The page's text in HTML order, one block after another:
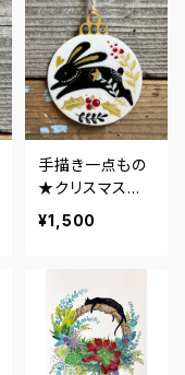
手描き一点もの
★クリスマスオ
ーナメント★うさ
¥1,500